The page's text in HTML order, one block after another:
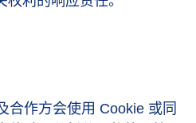
合作方会使用 Cookie 或同